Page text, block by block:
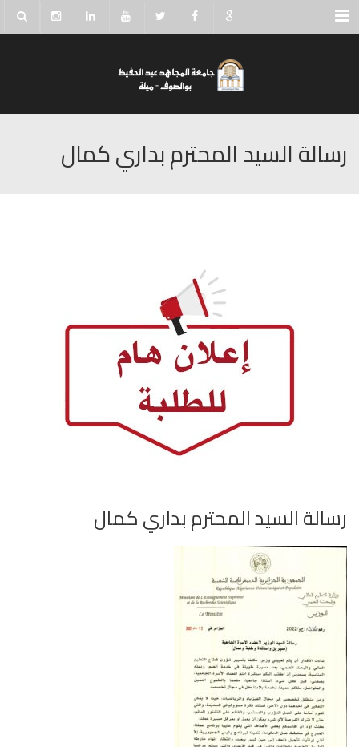
Menu
رسالة السيد المحترم بداري كمال
رسالة السيد المحترم بداري كمال